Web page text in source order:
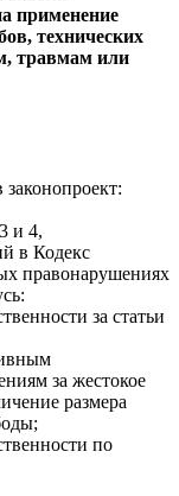
применение
технических
травмам или
и 4,
в Кодекс
правонарушениях
за статьи
за жестокое
размера
по